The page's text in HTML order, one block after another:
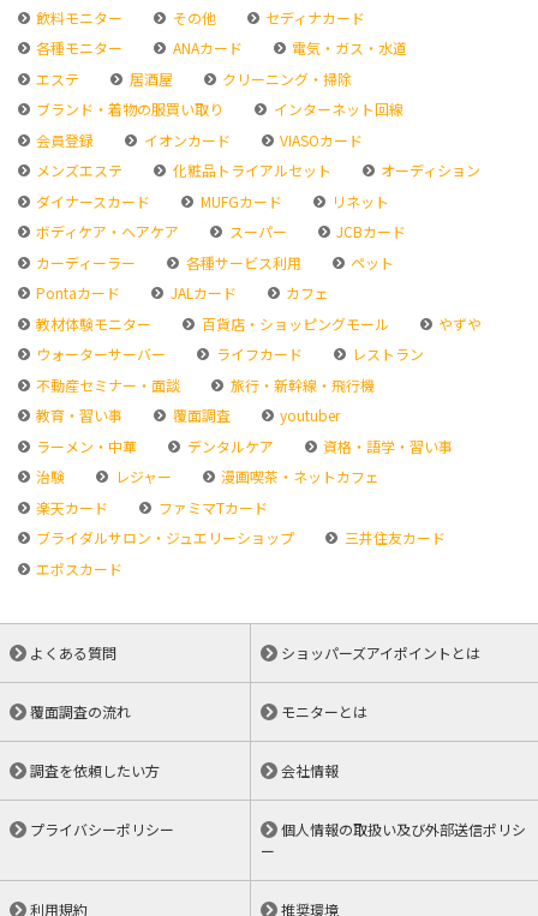
飲料モニター
その他
セディナカード
各種モニター
ANAカード
電気・ガス・水道
エステ
居酒屋
クリーニング・掃除
ブランド・着物の服買い取り
インターネット回線
会員登録
イオンカード
VIASOカード
メンズエステ
化粧品トライアルセット
オーディション
ダイナースカード
MUFGカード
リネット
ボディケア・ヘアケア
スーパー
JCBカード
カーディーラー
各種サービス利用
ペット
Pontaカード
JALカード
カフェ
教材体験モニター
百貨店・ショッピングモール
やずや
ウォーターサーバー
ライフカード
レストラン
不動産セミナー・面談
旅行・新幹線・飛行機
教育・習い事
覆面調査
youtuber
ラーメン・中華
デンタルケア
資格・語学・習い事
治験
レジャー
漫画喫茶・ネットカフェ
楽天カード
ファミマTカード
ブライダルサロン・ジュエリーショップ
三井住友カード
エポスカード
よくある質問 ショッパーズアイポイントとは
覆面調査の流れ モニターとは
調査を依頼したい方 会社情報
プライバシーポリシー
個人情報の取扱い及び外部送信ポリシ
ー
利用規約 推奨環境